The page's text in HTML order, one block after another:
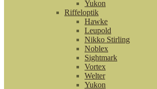
Yukon
Riffeloptik
Hawke
Leupold
Nikko Stirling
Noblex
Sightmark
Vortex
Welter
Yukon